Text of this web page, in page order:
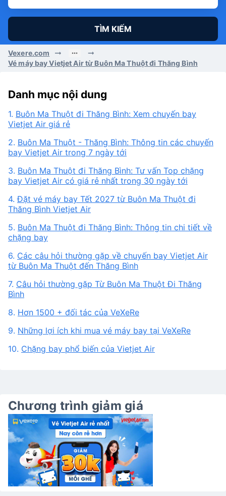
TÌM KIẾM
Vexere.com
Vé máy bay Vietjet Air từ Buôn Ma Thuột đi Thăng Bình
Danh mục nội dung
1. Buôn Ma Thuột đi Thăng Bình: Xem chuyến bay
Vietjet Air giá rẻ
2. Buôn Ma Thuột - Thăng Bình: Thông tin các chuyến
bay Vietjet Air trong 7 ngày tới
3. Buôn Ma Thuột đi Thăng Bình: Tư vấn Top chặng
bay Vietjet Air có giá rẻ nhất trong 30 ngày tới
4.Đặt vé máy bay Tết 2027 từ Buôn Ma Thuột đi
Thăng Bình Vietjet Air
5. Buôn Ma Thuột đi Thăng Bình: Thông tin chi tiết về
chặng bay
6. Các câu hỏi thường gặp về chuyến bay Vietjet Air
từ Buôn Ma Thuột đến Thăng Bình
7. Câu hỏi thường gặp Từ Buôn Ma Thuột Đi Thăng
Bình
8. Hơn 1500 + đối tác của VeXeRe
9. Những lợi ích khi mua vé máy bay tại VeXeRe
10. Chặng bay phổ biến của Vietjet Air
Chương trình giảm giá